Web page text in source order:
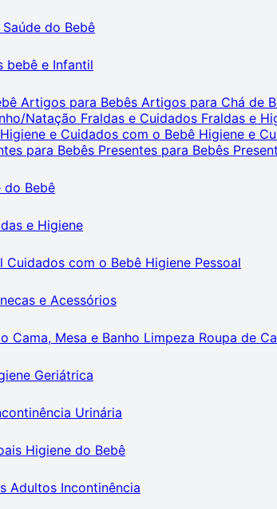
do Bebê
bebê e Infantil
Artigos para Bebês Artigos para Chá de
Natação Fraldas e Cuidados Fraldas e
Higiene e Cuidados com o Bebê Higiene e
para Bebês Presentes para Bebês
do Bebê
e Higiene
Cuidados com o Bebê Higiene Pessoal
e Acessórios
Cama, Mesa e Banho Limpeza Roupa de
Geriátrica
Urinária
Higiene do Bebê
Adultos Incontinência